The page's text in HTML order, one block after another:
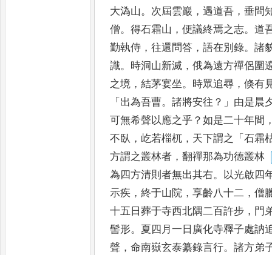
大溈山。 次屆雲巖 ，遇道吾 ，垂問
僧。得石霜山 ，便議終焉之志。道
勤執侍 ，往還問答 ，語在別錄。諸
識。 時洞山新滅 ，俄為遠方禪侶圍
之境 ，結茅宴坐。 時眾追尋 ，倏有
「 出為吾曹。諸將安往 ？」 由是晨
可無希聲以應之乎 ？如是二十年間
不臥 ，屹若椔杌 ， 天下謂之 「石霜
方謂之叢林者 ，翻禪那為功德叢林
為四方清則者無出其右。 以光啟四
示疾 ，終于山院 ，享齡八十二 ，僧
十五日葬于寺西北隅二百許步 ， 門
髻形。 夏四月一日廣化寺釋子處訥
聲 ，命南嶽玄泰纂錄言行。諸方弟